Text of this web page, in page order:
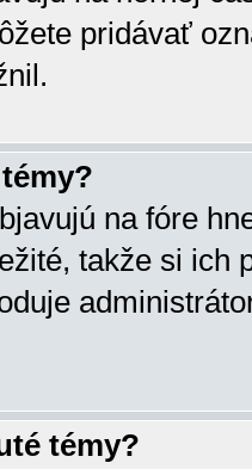
pridávať
na fóre
takže si ich
témy?